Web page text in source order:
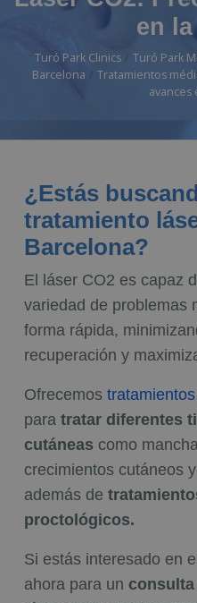
en
Turó Park Clinics
Turó Park
Barcelona
Tratamientos
avances
¿Estás
tratamiento
Barcelona?
El láser CO2 es capaz
variedad de problemas
forma rápida,
recuperación y
Ofrecemos
para tratar diferentes
cutáneas como
crecimientos cutáneos
además de
proctológicos.
Si estás interesado en
ahora para un